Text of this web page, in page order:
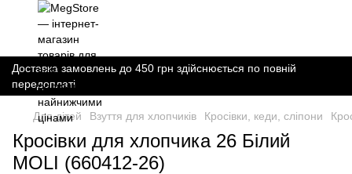
Доставка замовлень до 450 грн здійснюється по повній
передоплаті
Для дітей Взуття для хлопчиків Кросівки, кеди, сліпони
Кросівки для хлопчика 26 Білий
MOLI (660412-26)